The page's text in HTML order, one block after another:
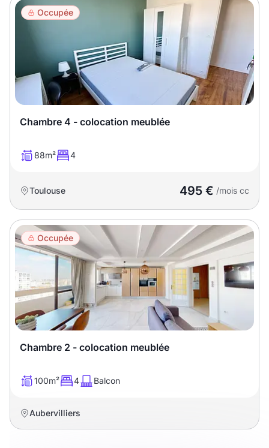
Occupée
Chambre 4 - colocation meublée
88m² 4
Toulouse 495 € /mois cc
Occupée
Chambre 2 - colocation meublée
100m² 4 Balcon
Aubervilliers